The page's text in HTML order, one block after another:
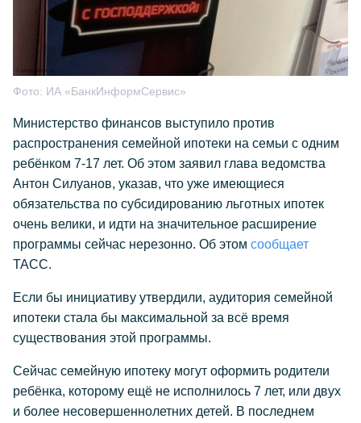
Фото: ИА «БанкИнформСервис»
Министерство финансов выступило против
распространения семейной ипотеки на семьи с одним
ребёнком 7-17 лет. Об этом заявил глава ведомства
Антон Силуанов, указав, что уже имеющиеся
обязательства по субсидированию льготных ипотек
очень велики, и идти на значительное расширение
программы сейчас нерезонно. Об этом сообщает
ТАСС.
Если бы инициативу утвердили, аудитория семейной
ипотеки стала бы максимальной за всё время
существования этой программы.
Сейчас семейную ипотеку могут оформить родители
ребёнка, которому ещё не исполнилось 7 лет, или двух
и более несовершеннолетних детей. В последнем